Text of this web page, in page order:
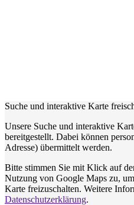
Suche und interaktive Karte
Unsere Suche und interaktive
bereitgestellt. Dabei können
Adresse) übermittelt werden.
Bitte stimmen Sie mit Klick auf
Nutzung von Google Maps zu,
Karte freizuschalten. Weitere
Datenschutzerklärung.